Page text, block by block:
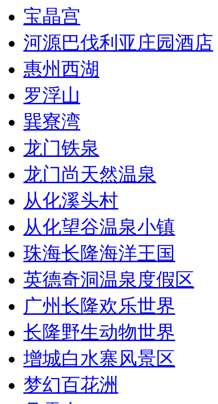
宝晶宫
河源巴伐利亚庄园酒店
惠州西湖
罗浮山
巽寮湾
龙门铁泉
龙门尚天然温泉
从化溪头村
从化望谷温泉小镇
珠海长隆海洋王国
英德奇洞温泉度假区
广州长隆欢乐世界
长隆野生动物世界
增城白水寨风景区
梦幻百花洲